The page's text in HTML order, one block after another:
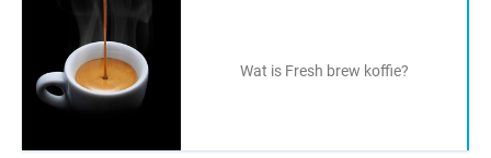
Wat is Fresh brew koffie?